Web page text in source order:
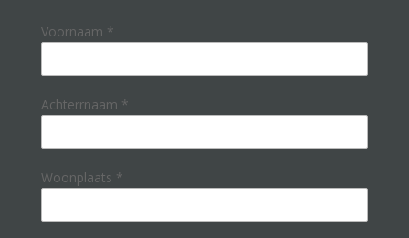
Voornaam *
Achterrnaam *
Woonplaats *